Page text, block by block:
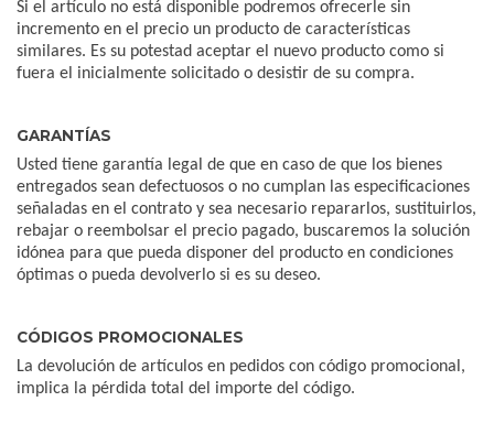
Si el artículo no está disponible podremos ofrecerle sin
incremento en el precio un producto de características
similares. Es su potestad aceptar el nuevo producto como si
fuera el inicialmente solicitado o desistir de su compra.
GARANTÍAS
Usted tiene garantía legal de que en caso de que los bienes
entregados sean defectuosos o no cumplan las especificaciones
señaladas en el contrato y sea necesario repararlos, sustituirlos,
rebajar o reembolsar el precio pagado, buscaremos la solución
idónea para que pueda disponer del producto en condiciones
óptimas o pueda devolverlo si es su deseo.
CÓDIGOS PROMOCIONALES
La devolución de artículos en pedidos con código promocional,
implica la pérdida total del importe del código.